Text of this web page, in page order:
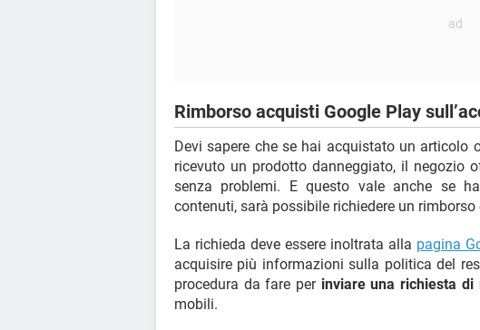
Rimborso acquisti Google Play
Devi sapere che se hai acquistato un articolo
ricevuto un prodotto danneggiato, il negozio
senza problemi. E questo vale anche se
contenuti, sarà possibile richiedere un
La richieda deve essere inoltrata alla pagina
acquisire più informazioni sulla politica del
procedura da fare per inviare una richiesta di
mobili.